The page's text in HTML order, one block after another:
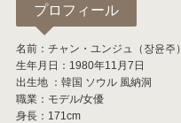
プロフィール
名前：チャン・ユンジュ（장윤주）
生年月日：1980年11月7日
出生地 ：韓国 ソウル 風納洞
職業：モデル/女優
身長：171cm